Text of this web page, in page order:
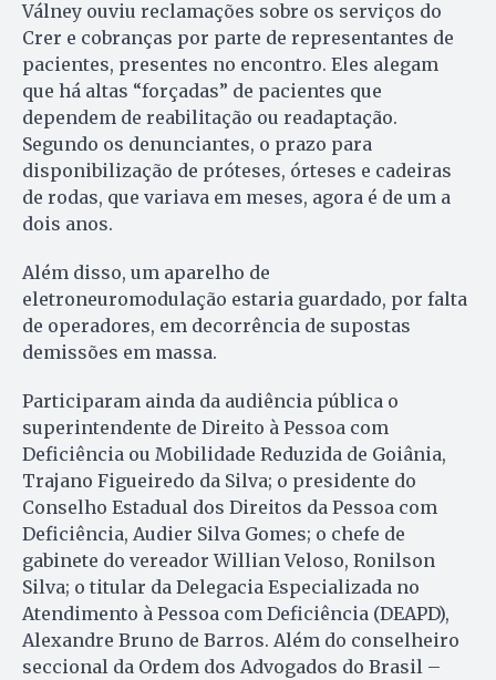
Válney ouviu reclamações sobre os serviços do
Crer e cobranças por parte de representantes de
pacientes, presentes no encontro. Eles alegam
que há altas “forçadas” de pacientes que
dependem de reabilitação ou readaptação.
Segundo os denunciantes, o prazo para
disponibilização de próteses, órteses e cadeiras
de rodas, que variava em meses, agora é de um a
dois anos.
Além disso, um aparelho de
eletroneuromodulação estaria guardado, por falta
de operadores, em decorrência de supostas
demissões em massa.
Participaram ainda da audiência pública o
superintendente de Direito à Pessoa com
Deficiência ou Mobilidade Reduzida de Goiânia,
Trajano Figueiredo da Silva; o presidente do
Conselho Estadual dos Direitos da Pessoa com
Deficiência, Audier Silva Gomes; o chefe de
gabinete do vereador Willian Veloso, Ronilson
Silva; o titular da Delegacia Especializada no
Atendimento à Pessoa com Deficiência (DEAPD),
Alexandre Bruno de Barros. Além do conselheiro
seccional da Ordem dos Advogados do Brasil –